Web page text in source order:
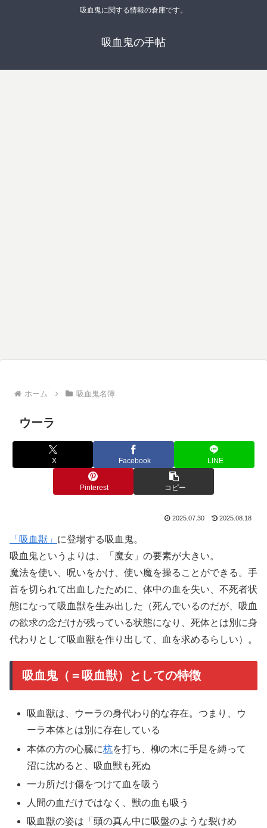
吸血鬼に関する情報の倉庫です。
吸血鬼の手帖
ホーム 吸血鬼名簿
ウーラ
X Facebook LINE
Pinterest コピー
2025.07.30 2025.08.18
「吸血獣」 に登場する吸血鬼。
吸血鬼というよりは、「魔女」の要素が大きい。
魔法を使い、呪いをかけ、使い魔を操ることができる。手
首を切られて出血したために、体中の血を失い、不死者状
態になって吸血獣を生み出した（死んでいるのだが、吸血
の欲求の念だけが残っている状態になり、死体とは別に身
代わりとして吸血獣を作り出して、血を求めるらしい）。
吸血鬼（＝吸血獣）としての特徴
吸血獣は、ウーラの身代わり的な存在。つまり、ウ
ーラ本体とは別に存在している
本体の方の心臓に杭を打ち、柳の木に手足を縛って
沼に沈めると、吸血獣も死ぬ
一カ所だけ傷をつけて血を吸う
人間の血だけではなく、獣の血も吸う
吸血獣の姿は「頭の真ん中に吸盤のような裂けめ